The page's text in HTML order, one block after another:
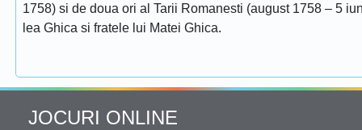
1758) si de doua ori al Tarii Romanesti (august 1758 – 5
lea Ghica si fratele lui Matei Ghica.
JOCURI ONLINE